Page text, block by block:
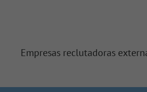
Empresas reclutadoras